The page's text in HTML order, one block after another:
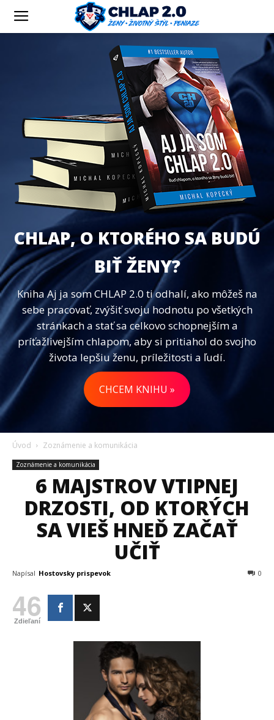
CHLAP, O KTORÉHO SA BUDÚ
BIŤ ŽENY?
Kniha Aj ja som CHLAP 2.0 ti odhalí, ako môžeš na
sebe pracovať, zvýšiť svoju hodnotu po všetkých
stránkach a stať sa celkovo schopnejším a
príťažlivejším chlapom, aby si pritiahol do svojho
života lepšiu ženu, príležitosti a ľudí.
CHCEM KNIHU »
Úvod Zoznámenie a komunikácia
Zoznámenie a komunikácia
6 MAJSTROV VTIPNEJ
DRZOSTI, OD KTORÝCH
SA VIEŠ HNEĎ ZAČAŤ
UČIŤ
Napísal Hostovsky prispevok 0
46
Zdieľaní